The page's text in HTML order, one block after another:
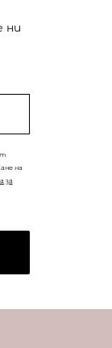
ни
на
за